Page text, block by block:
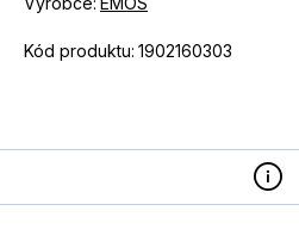
Kód produktu: 1902160303